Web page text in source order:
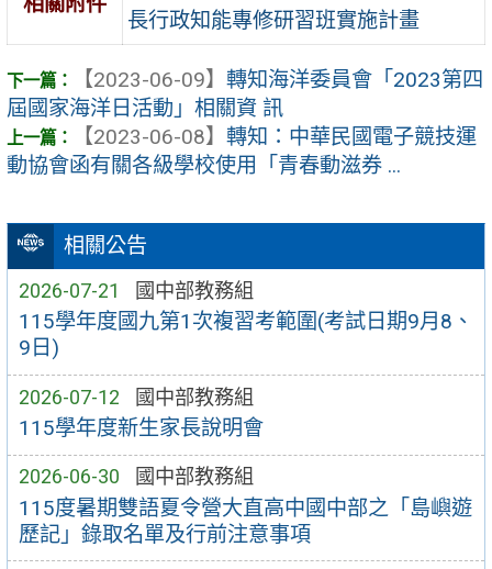
相關公告
2026-07-21 國中部教務組
115學年度國九第1次複習考範圍(考試日期9月8、
9日)
2026-07-12 國中部教務組
115學年度新生家長說明會
2026-06-30 國中部教務組
115度暑期雙語夏令營大直高中國中部之「島嶼遊
歷記」錄取名單及行前注意事項
長行政知能專修研習班實施計畫
【2023-06-09】 轉知海洋委員會「2023第四
屆國家海洋日活動」相關資 訊
【2023-06-08】 轉知：中華民國電子競技運
動協會函有關各級學校使用「青春動滋券 ...